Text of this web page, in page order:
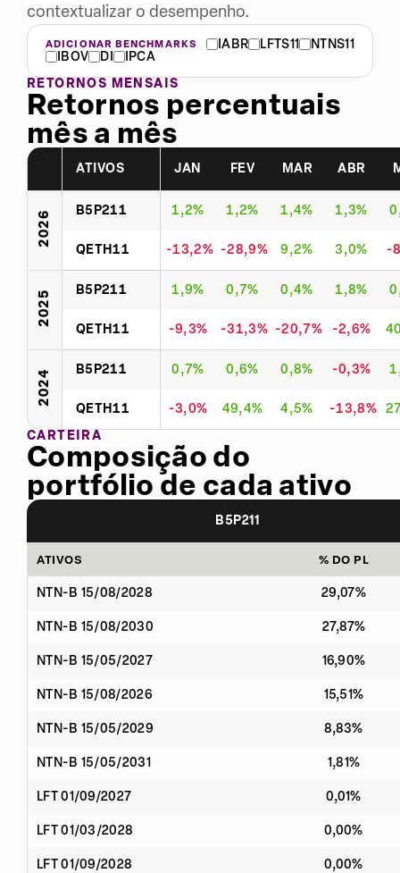
contextualizar o desempenho.
ADICIONAR BENCHMARKS IABR LFTS11
NTNS11
IBOV
DI
IPCA
RETORNOS MENSAIS
Retornos percentuais
mês a mês
ATIVOS JAN FEV MAR ABR
2026 B5P211 1,2% 1,2% 1,4% 1,3%
QETH11 -13,2% -28,9% 9,2% 3,0% -
2025 B5P211 1,9% 0,7% 0,4% 1,8%
QETH11 -9,3% -31,3% -20,7% -2,6%
2024 B5P211 0,7% 0,6% 0,8% -0,3%
QETH11 -3,0% 49,4% 4,5% -13,8%
CARTEIRA
Composição do
portfólio de cada ativo
B5P211
ATIVOS % DO PL
NTN-B 15/08/2028 29,07%
NTN-B 15/08/2030 27,87%
NTN-B 15/05/2027 16,90%
NTN-B 15/08/2026 15,51%
NTN-B 15/05/2029 8,83%
NTN-B 15/05/2031 1,81%
LFT 01/09/2027 0,01%
LFT 01/03/2028 0,00%
LFT 01/09/2028 0,00%